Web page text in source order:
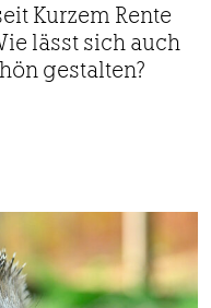
Kurzem Rente
lässt sich auch
gestalten?